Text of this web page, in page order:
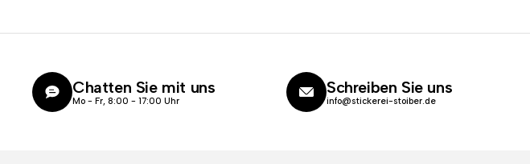
Chatten Sie mit uns
Mo - Fr, 8:00 - 17:00 Uhr
Schreiben Sie uns
info@stickerei-stoiber.de